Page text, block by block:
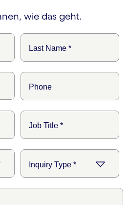
wie das geht.